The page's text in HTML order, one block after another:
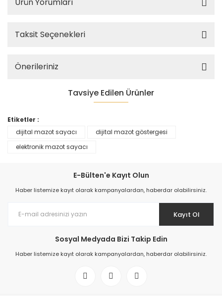
Taksit Seçenekleri
Önerileriniz
Tavsiye Edilen Ürünler
Etiketler :
dijital mazot sayacı
dijital mazot göstergesi
elektronik mazot sayacı
E-Bülten'e Kayıt Olun
Haber listemize kayıt olarak kampanyalardan, haberdar olabilirsiniz.
Kayıt Ol
Sosyal Medyada Bizi Takip Edin
Haber listemize kayıt olarak kampanyalardan, haberdar olabilirsiniz.